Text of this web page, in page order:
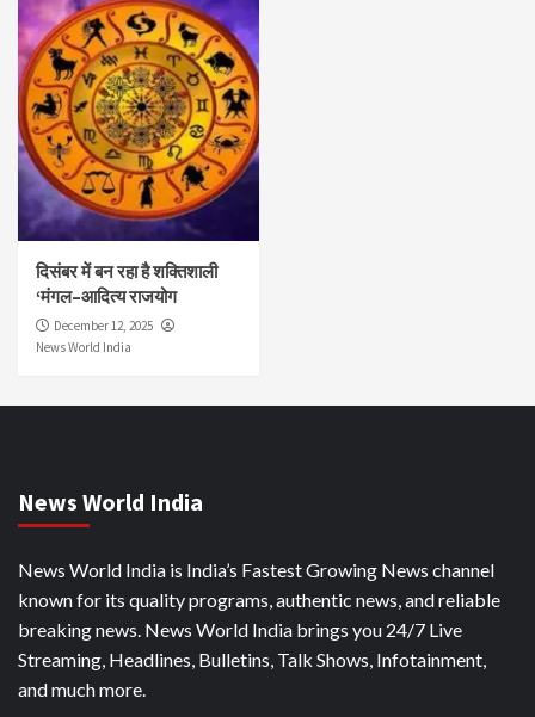
दिसंबर में बन रहा है शक्तिशाली
‘मंगल–आदित्य राजयोग
December 12, 2025
News World India
News World India
News World India is India’s Fastest Growing News channel
known for its quality programs, authentic news, and reliable
breaking news. News World India brings you 24/7 Live
Streaming, Headlines, Bulletins, Talk Shows, Infotainment,
and much more.